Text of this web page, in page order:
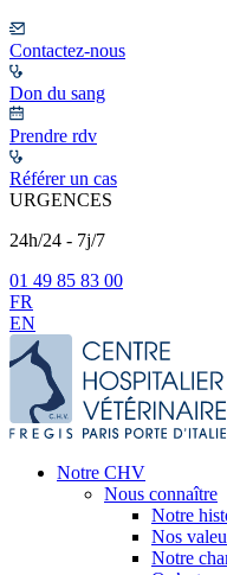
Contactez-nous
Don du sang
Prendre rdv
Référer un cas
URGENCES
24h/24 - 7j/7
01 49 85 83 00
FR
EN
Notre CHV
Nous connaître
Notre
Nos
Notre